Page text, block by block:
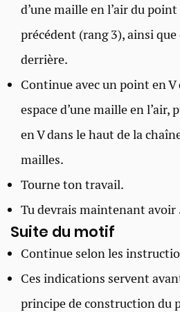
d’une maille en l’air du
précédent (rang 3), ainsi
derrière.
Continue avec un point en
espace d’une maille en
en V dans le haut de la
mailles.
Tourne ton travail.
Tu devrais maintenant avoir
Suite du motif
Continue selon les
Ces indications servent
principe de construction du